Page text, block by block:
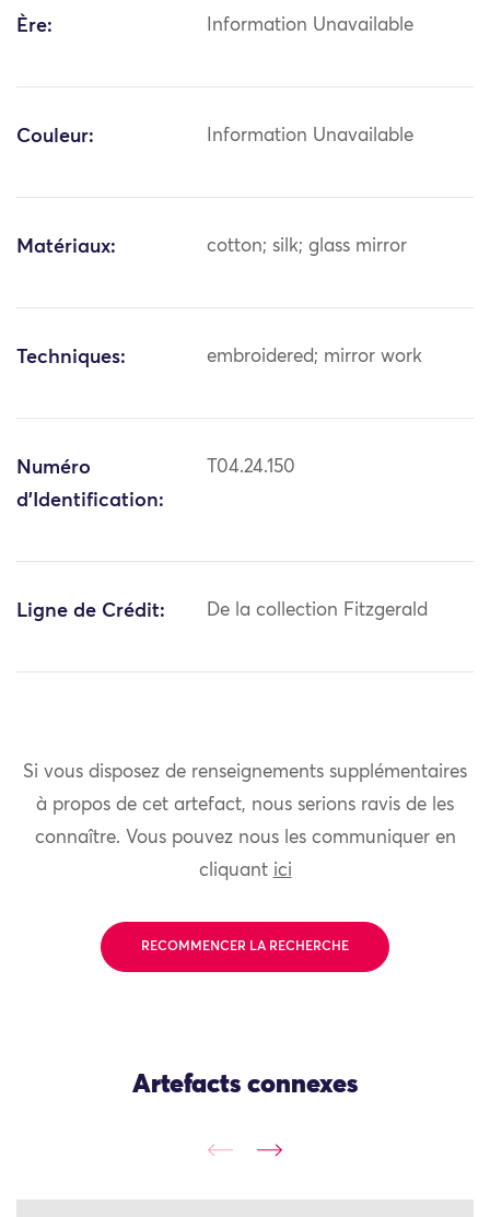
Ère: Information Unavailable
Couleur: Information Unavailable
Matériaux: cotton; silk; glass mirror
Techniques: embroidered; mirror work
Numéro
d'Identification:
T04.24.150
Ligne de Crédit: De la collection Fitzgerald
Si vous disposez de renseignements supplémentaires
à propos de cet artefact, nous serions ravis de les
connaître. Vous pouvez nous les communiquer en
cliquant ici
RECOMMENCER LA RECHERCHE
Artefacts connexes